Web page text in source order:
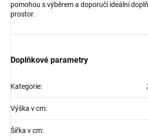
pomohou s výběrem a doporučí ideální
prostor.
Doplňkové parametry
Kategorie:
Výška v cm:
Šířka v cm: